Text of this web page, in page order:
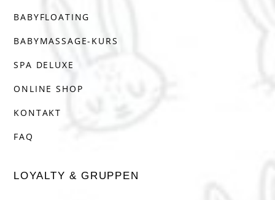
BABYFLOATING
BABYMASSAGE-KURS
SPA DELUXE
ONLINE SHOP
KONTAKT
FAQ
LOYALTY & GRUPPEN